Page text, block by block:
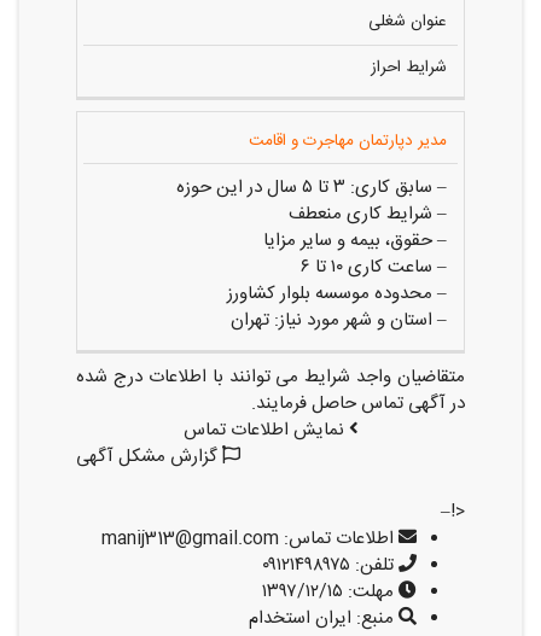
عنوان شغلی
شرایط احراز
مدیر دپارتمان مهاجرت و اقامت
– سابق کاری: ۳ تا ۵ سال در این حوزه
– شرایط کاری منعطف
– حقوق، بیمه و سایر مزایا
– ساعت کاری ۱۰ تا ۶
– محدوده موسسه بلوار کشاورز
– استان و شهر مورد نیاز: تهران
متقاضیان واجد شرایط می توانند با اطلاعات درج شده
در آگهی تماس حاصل فرمایند.
نمایش اطلاعات تماس
گزارش مشکل آگهی
<!–
اطلاعات تماس: manij313@gmail.com
تلفن: ۰۹۱۲۱۴۹۸۹۷۵
مهلت: ۱۳۹۷/۱۲/۱۵
منبع: ایران استخدام